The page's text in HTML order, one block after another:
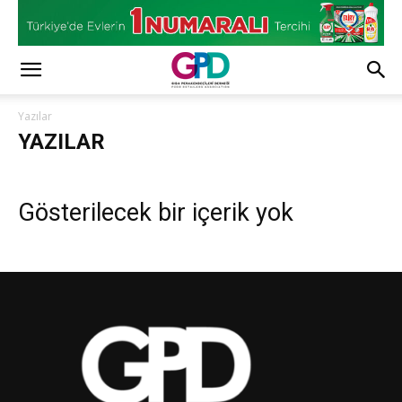
Yazılar
YAZILAR
Gösterilecek bir içerik yok